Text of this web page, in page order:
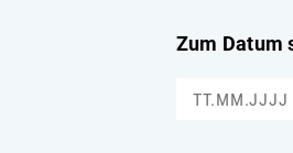
Zum Datum